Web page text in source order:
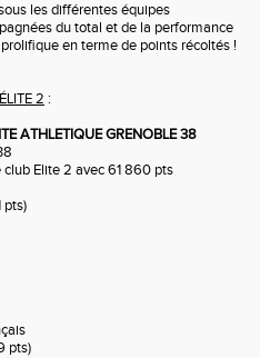
les différentes équipes
du total et de la performance
en terme de points récoltés !
2 :
ATHLETIQUE GRENOBLE 38
club Elite 2 avec 61 860 pts
pts)
pts)